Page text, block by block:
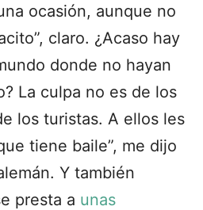
ocasión, aunque no
claro. ¿Acaso hay
donde no hayan
La culpa no es de los
los turistas. A ellos les
tiene baile”, me dijo
Y también
presta a unas